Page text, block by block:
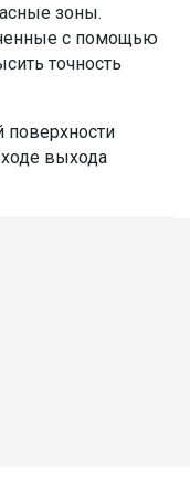
зоны.
с помощью
точность
выхода